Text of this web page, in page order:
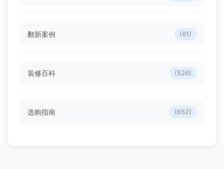
翻新案例 (61)
装修百科 (526)
选购指南 (652)